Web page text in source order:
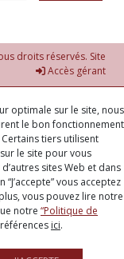
droits réservés. Site
Accès gérant
optimale sur le site, nous
le bon fonctionnement
tiers utilisent
le site pour vous
sites Web et dans
vous acceptez
vous pouvez lire notre
notre “Politique de
ici.